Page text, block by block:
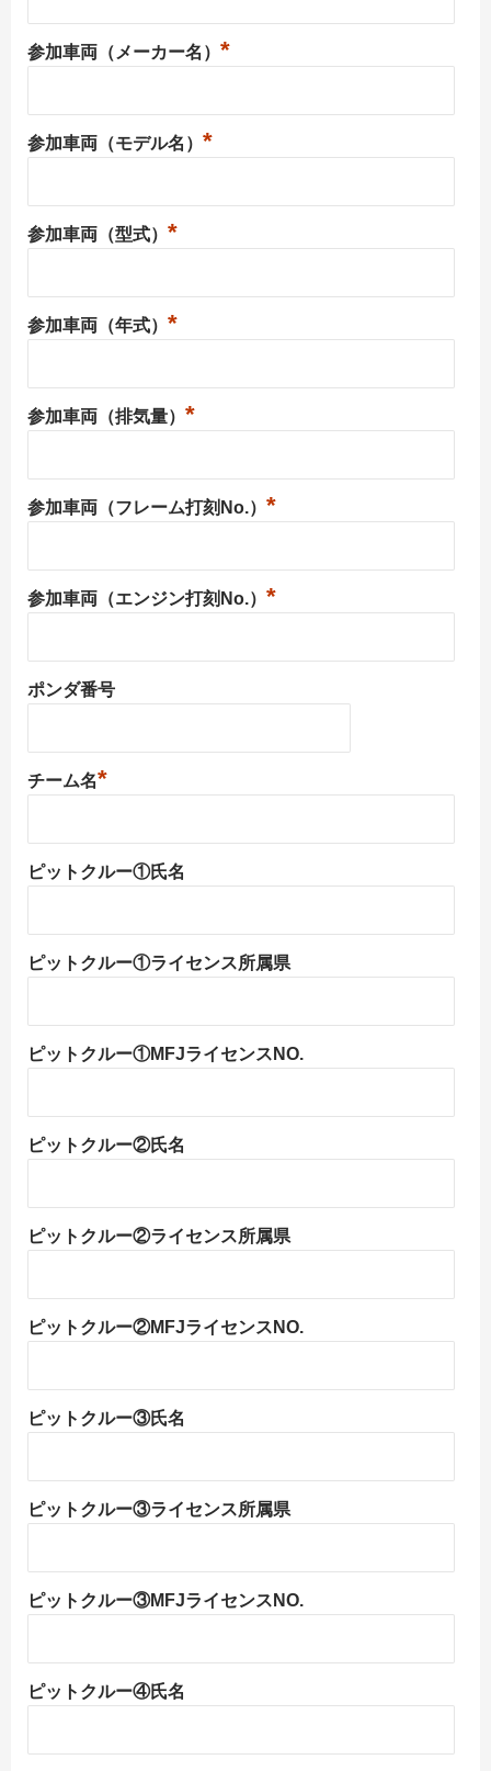
参加車両（メーカー名） *
参加車両（モデル名） *
参加車両（型式） *
参加車両（年式） *
参加車両（排気量） *
参加車両（フレーム打刻No.） *
参加車両（エンジン打刻No.） *
ポンダ番号
チーム名*
ピットクルー①氏名
ピットクルー①ライセンス所属県
ピットクルー①MFJライセンスNO.
ピットクルー②氏名
ピットクルー②ライセンス所属県
ピットクルー②MFJライセンスNO.
ピットクルー③氏名
ピットクルー③ライセンス所属県
ピットクルー③MFJライセンスNO.
ピットクルー④氏名